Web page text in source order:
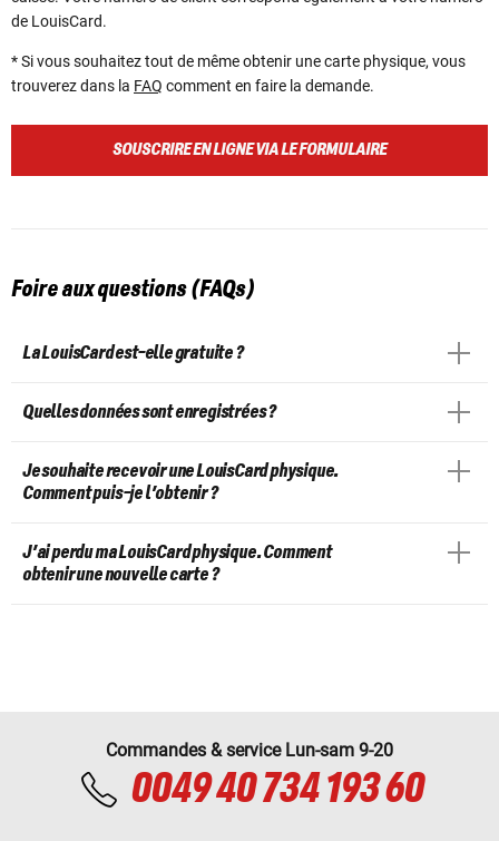
de LouisCard.
* Si vous souhaitez tout de même obtenir une carte physique, vous
trouverez dans la FAQ comment en faire la demande.
SOUSCRIRE EN LIGNE VIA LE FORMULAIRE
Foire aux questions (FAQs)
La LouisCard est-elle gratuite ?
Quelles données sont enregistrées ?
Je souhaite recevoir une LouisCard physique.
Comment puis-je l’obtenir ?
J’ai perdu ma LouisCard physique. Comment
obtenir une nouvelle carte ?
Commandes & service Lun-sam 9-20
0049 40 734 193 60